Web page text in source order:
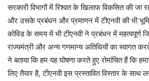
सरकारी विभागों में रिश्वत के खिलाफ विकसित की जा
और उसके प्रबंधन और प्रमाणन में टीएनवी की भी
कोविड के समय में भी टीएनवी ने प्रबंधन में महत्वपूर्ण
राज्यमंत्री और अन्य गणमान्य अतिथियों का स्वागत
ने बताया कि हम यह घोषणा करते हुए रोमांचित हैं कि
लिए तैयार है, टीएनवी इस प्रस्तावित विस्तार के